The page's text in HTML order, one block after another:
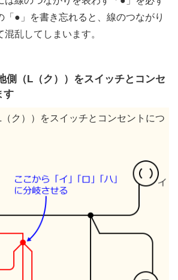
「●」を書き忘れると、線のつながり
乱してしまいます。
側（L（ク））をスイッチとコンセ
す
ク））をスイッチとコンセントにつ